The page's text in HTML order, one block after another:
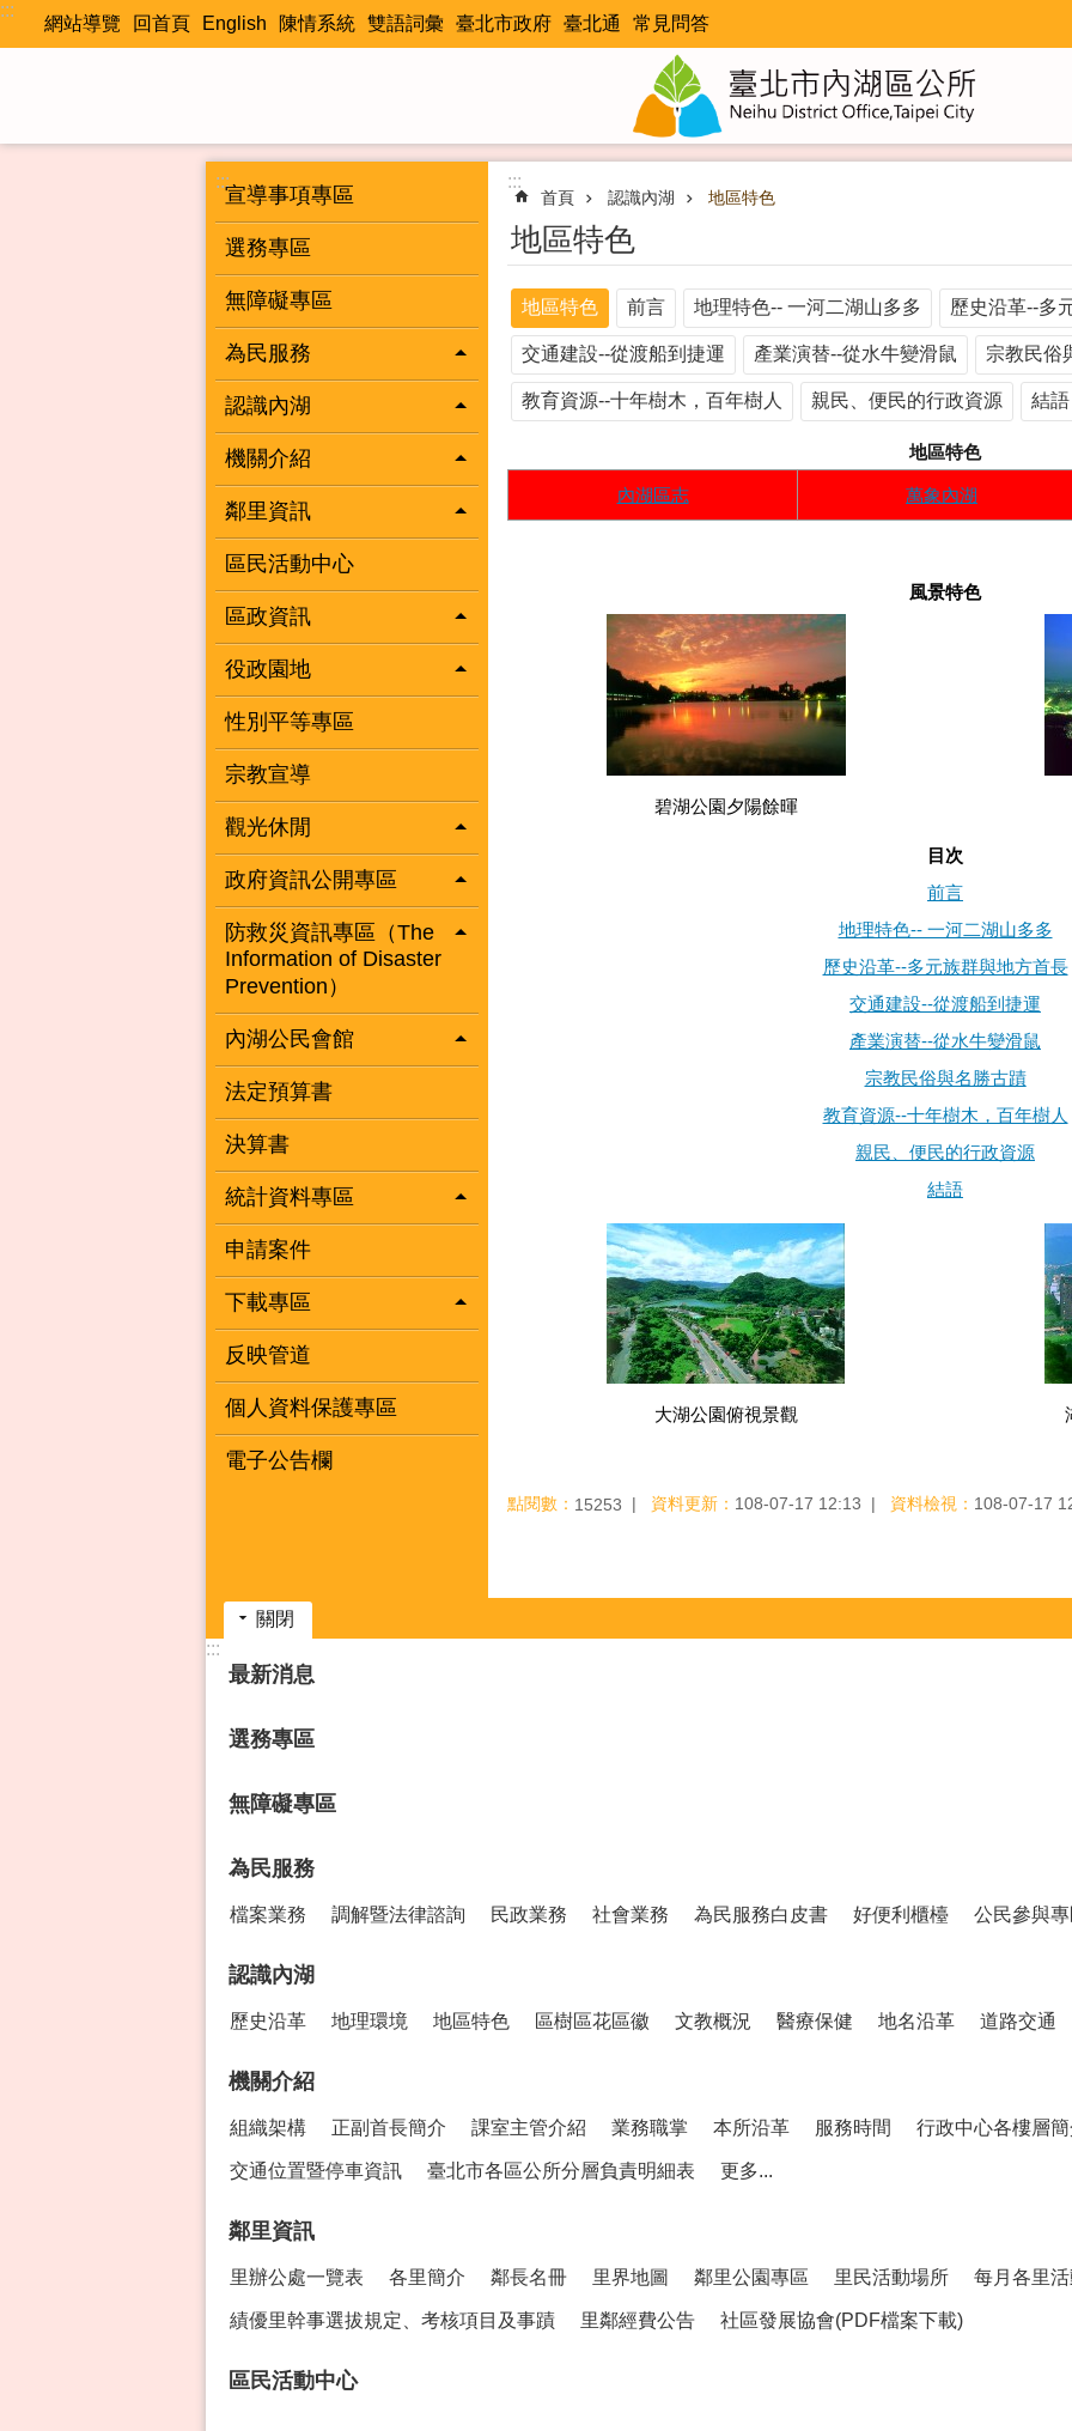
跳到主要內容區塊
:::
網站導覽 回首頁 English 陳情系統 雙語詞彙 臺北市政府 臺北通 常見問答
:::
宣導事項專區
選務專區
無障礙專區
為民服務
認識內湖
機關介紹
鄰里資訊
區民活動中心
區政資訊
役政園地
性別平等專區
宗教宣導
觀光休閒
政府資訊公開專區
防救災資訊專區（The
Information of Disaster
Prevention）
內湖公民會館
法定預算書
決算書
統計資料專區
申請案件
下載專區
反映管道
個人資料保護專區
電子公告欄
:::
首頁 認識內湖 地區特色
地區特色
地區特色 前言 地理特色-- 一河二湖山多多 歷史沿革--多
交通建設--從渡船到捷運 產業演替--從水牛變滑鼠 宗教民俗
教育資源--十年樹木，百年樹人 親民、便民的行政資源 結語
地區特色
內湖區志 萬象內湖
風景特色
碧湖公園夕陽餘暉
目次
前言
地理特色-- 一河二湖山多多
歷史沿革--多元族群與地方首長
交通建設--從渡船到捷運
產業演替--從水牛變滑鼠
宗教民俗與名勝古蹟
教育資源--十年樹木，百年樹人
親民、便民的行政資源
結語
大湖公園俯視景觀
點閱數： 15253 資料更新： 108-07-17 12:13 資料檢視： 108-07-17
關閉
:::
最新消息
選務專區
無障礙專區
為民服務
檔案業務 調解暨法律諮詢 民政業務 社會業務 為民服務白皮書 好便利櫃檯 公民參與
認識內湖
歷史沿革 地理環境 地區特色 區樹區花區徽 文教概況 醫療保健 地名沿革 道路交通
機關介紹
組織架構 正副首長簡介 課室主管介紹 業務職掌 本所沿革 服務時間 行政中心各樓層
交通位置暨停車資訊 臺北市各區公所分層負責明細表 更多...
鄰里資訊
里辦公處一覽表 各里簡介 鄰長名冊 里界地圖 鄰里公園專區 里民活動場所 每月各里
績優里幹事選拔規定、考核項目及事蹟 里鄰經費公告 社區發展協會(PDF檔案下載)
區民活動中心